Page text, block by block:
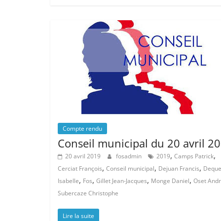
Compte rendu
Conseil municipal du 20 avril
20 avril 2019 fosadmin 2019, Camps Patrick,
Cerciat François, Conseil municipal, Dejuan Francis,
Isabelle, Fos, Gillet Jean-Jacques, Monge Daniel, Oset
Subercaze Christophe
Lire la suite